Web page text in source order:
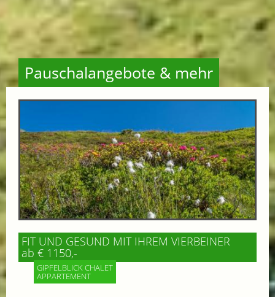
Pauschalangebote & mehr
FIT UND GESUND MIT IHREM VIERBEINER
ab € 1150,-
GIPFELBLICK CHALET
APPARTEMENT